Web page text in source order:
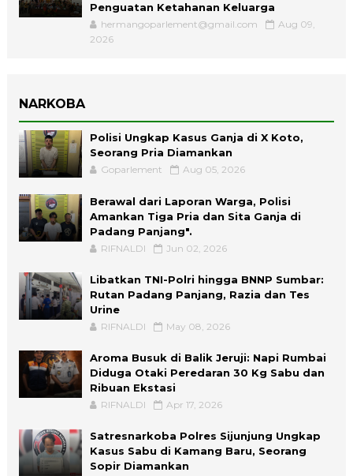
Penguatan Ketahanan Keluarga
hermangoparlement@gmail.com
Aug 09,
2026
NARKOBA
Polisi Ungkap Kasus Ganja di X Koto,
Seorang Pria Diamankan
Goparlement Aug 05, 2026
Berawal dari Laporan Warga, Polisi
Amankan Tiga Pria dan Sita Ganja di
Padang Panjang".
RIFNALDI Jun 02, 2026
Libatkan TNI-Polri hingga BNNP Sumbar:
Rutan Padang Panjang, Razia dan Tes
Urine
RIFNALDI May 08, 2026
Aroma Busuk di Balik Jeruji: Napi Rumbai
Diduga Otaki Peredaran 30 Kg Sabu dan
Ribuan Ekstasi
RIFNALDI Apr 17, 2026
Satresnarkoba Polres Sijunjung Ungkap
Kasus Sabu di Kamang Baru, Seorang
Sopir Diamankan